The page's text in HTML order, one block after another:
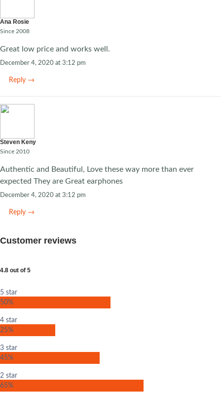
Ana Rosie
Since 2008
Great low price and works well.
December 4, 2020 at 3:12 pm
Reply
Steven Keny
Since 2010
Authentic and Beautiful, Love these way more than ever
expected They are Great earphones
December 4, 2020 at 3:12 pm
Reply
Customer reviews
4.8 out of 5
5 star
50%
4 star
25%
3 star
45%
2 star
65%